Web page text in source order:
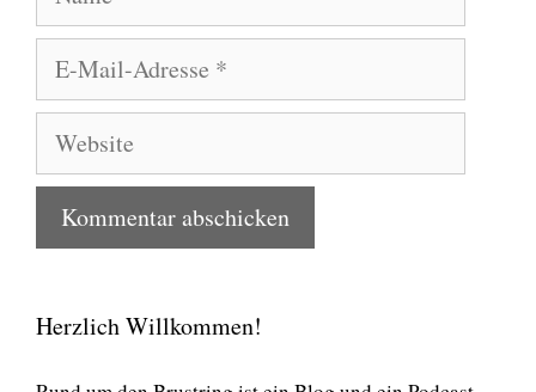
E-
Mail-
Adresse
Website
Herzlich Willkommen!